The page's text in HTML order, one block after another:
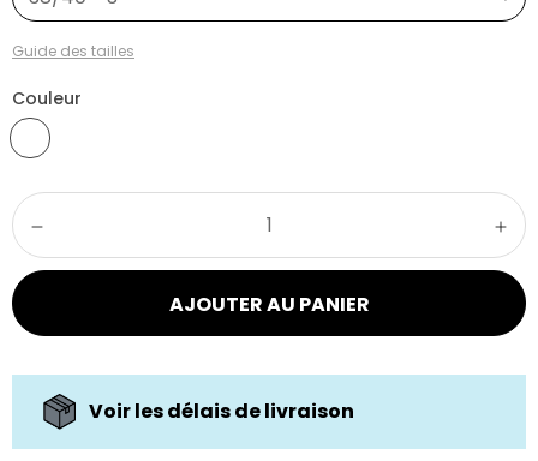
Couleur
Guide des tailles
AJOUTER AU PANIER
Voir les délais de livraison